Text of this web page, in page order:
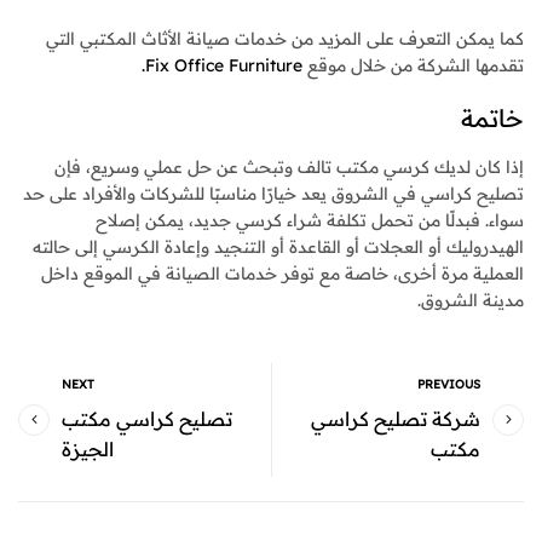
كما يمكن التعرف على المزيد من خدمات صيانة الأثاث المكتبي التي
تقدمها الشركة من خلال موقع Fix Office Furniture.
خاتمة
إذا كان لديك كرسي مكتب تالف وتبحث عن حل عملي وسريع، فإن
تصليح كراسي في الشروق يعد خيارًا مناسبًا للشركات والأفراد على حد
سواء. فبدلًا من تحمل تكلفة شراء كرسي جديد، يمكن إصلاح
الهيدروليك أو العجلات أو القاعدة أو التنجيد وإعادة الكرسي إلى حالته
العملية مرة أخرى، خاصة مع توفر خدمات الصيانة في الموقع داخل
مدينة الشروق.
PREVIOUS
شركة تصليح كراسي
مكتب
NEXT
تصليح كراسي مكتب
الجيزة